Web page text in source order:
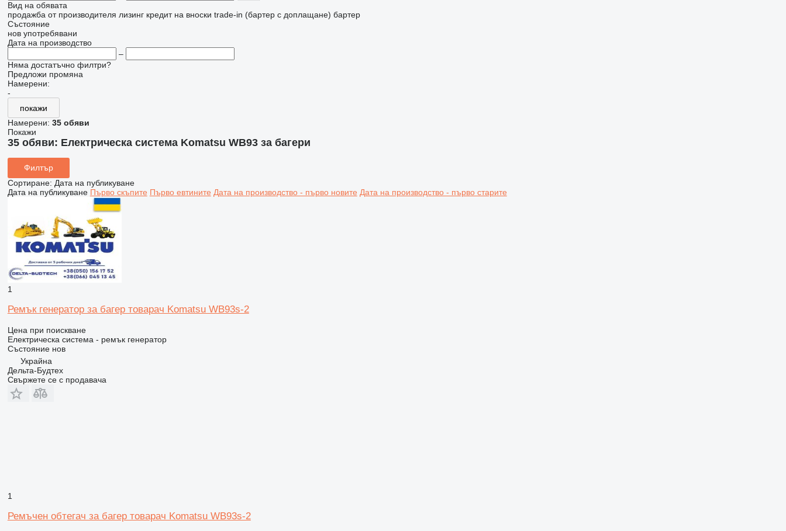
Вид на обявата
продажба от производителя лизинг кредит на вноски trade-in (бартер с доплащане) бартер
Състояние
нов употребявани
Дата на производство
–
Няма достатъчно филтри?
Предложи промяна
Намерени:
-
покажи
Намерени: 35 обяви
Покажи
35 обяви: Електрическа система Komatsu WB93 за багери
Филтър
Сортиране: Дата на публикуване
Дата на публикуване Първо скъпите Първо евтините Дата на производство - първо новите Дата на производство - първо старите
1
Ремък генератор за багер товарач Komatsu WB93s-2
Цена при поискване
Електрическа система - ремък генератор
Състояниенов
Украйна
Дельта-Будтех
Свържете се с продавача
1
Ремъчен обтегач за багер товарач Komatsu WB93s-2